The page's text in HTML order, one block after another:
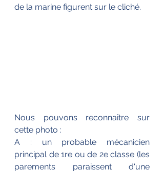
de la marine figurent sur le cliché.
Nous pouvons reconnaître sur
cette photo :
A : un probable mécanicien
principal de 1re ou de 2e classe (les
parements paraissent d'une